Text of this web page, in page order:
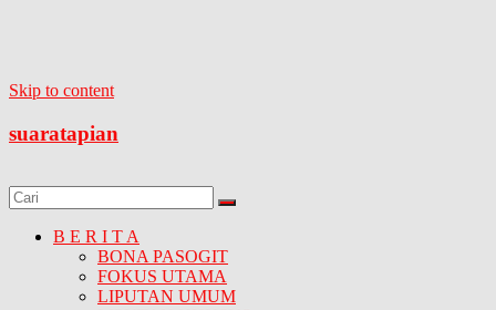
Skip to content
suaratapian
B E R I T A
BONA PASOGIT
FOKUS UTAMA
LIPUTAN UMUM